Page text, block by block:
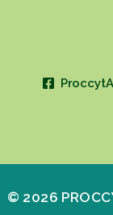
© 2026